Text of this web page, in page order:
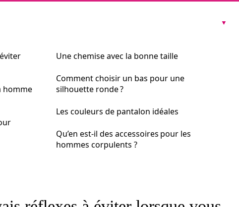
homme
Une chemise avec la bonne taille
Comment choisir un bas pour une
silhouette ronde ?
Les couleurs de pantalon idéales
Qu’en est-il des accessoires pour les
hommes corpulents ?